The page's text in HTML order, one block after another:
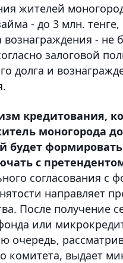
жителей
- до 3 млн. тенге,
вознаграждения - не
залоговой
долга и
кредитования,
моногорода
будет
с
согласования
направляет
После получение
или
очередь,
комитета, выдает